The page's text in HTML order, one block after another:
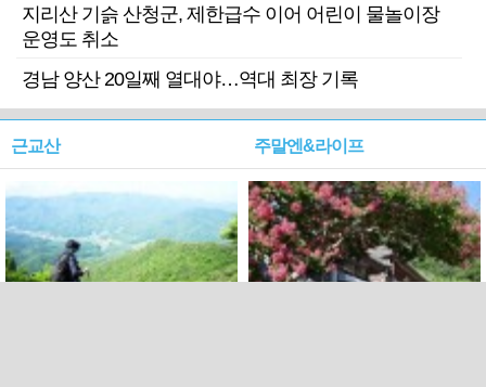
지리산 기슭 산청군, 제한급수 이어 어린이 물놀이장
운영도 취소
경남 양산 20일째 열대야…역대 최장 기록
근교산 주말엔&라이프